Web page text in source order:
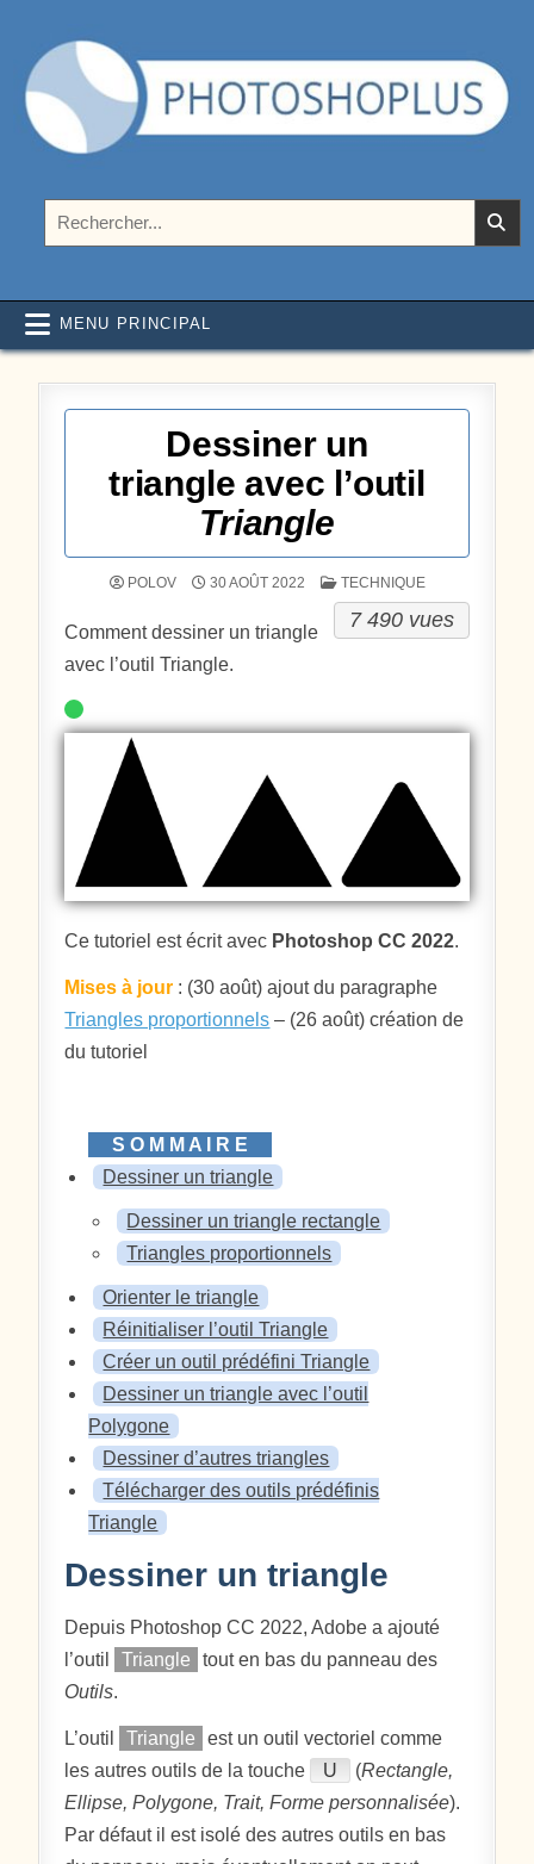
Photoshoplus
MENU PRINCIPAL
Dessiner un
triangle avec l’outil
Triangle
POLOV 30 AOÛT 2022 POSTÉ DANS
TECHNIQUE
7 490 vues
Comment dessiner un triangle
avec l’outil Triangle.
Ce tutoriel est écrit avec Photoshop CC 2022.
Mises à jour : (30 août) ajout du paragraphe
Triangles proportionnels – (26 août) création de
du tutoriel
Dessiner un triangle
Dessiner un triangle rectangle
Triangles proportionnels
Orienter le triangle
Réinitialiser l’outil Triangle
Créer un outil prédéfini Triangle
Dessiner un triangle avec l’outil
Polygone
Dessiner d’autres triangles
Télécharger des outils prédéfinis
Triangle
Dessiner un triangle
Depuis Photoshop CC 2022, Adobe a ajouté
l’outil
Triangle
tout en bas du panneau des
Outils.
L’outil Triangle
est un outil vectoriel comme
les autres outils de la touche
U (Rectangle,
Ellipse, Polygone, Trait, Forme personnalisée).
Par défaut il est isolé des autres outils en bas